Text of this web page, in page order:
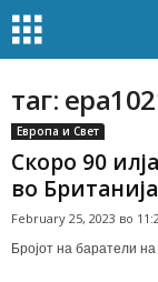
таг:
Европа и Свет
Скоро 90
во Британија
February 25, 2023 во
Бројот на баратели